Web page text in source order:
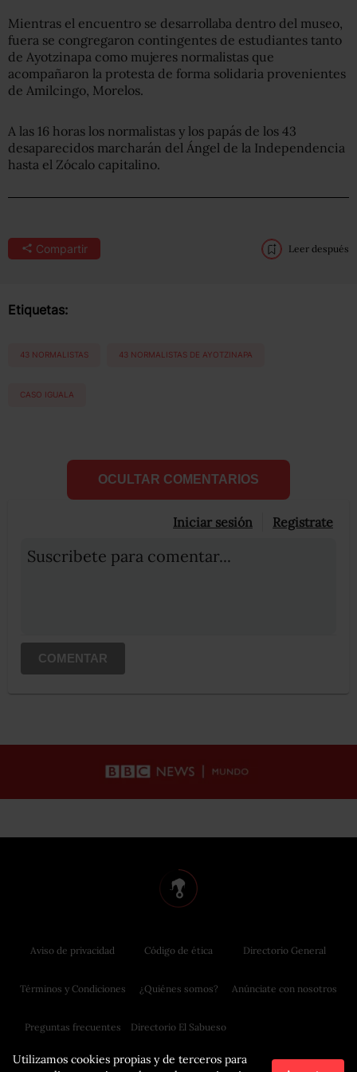
Mientras el encuentro se desarrollaba dentro del museo,
fuera se congregaron contingentes de estudiantes tanto
de Ayotzinapa como mujeres normalistas que
acompañaron la protesta de forma solidaria provenientes
de Amilcingo, Morelos.
A las 16 horas los normalistas y los papás de los 43
desaparecidos marcharán del Ángel de la Independencia
hasta el Zócalo capitalino.
Compartir Leer después
Etiquetas:
43 NORMALISTAS 43 NORMALISTAS DE AYOTZINAPA
CASO IGUALA
OCULTAR COMENTARIOS
Iniciar sesión Registrate
Suscribete para comentar...
COMENTAR
Utilizamos cookies propias y de terceros para
Aviso de privacidad
Términos y Condiciones
Preguntas frecuentes
Código de ética
¿Quiénes somos?
Directorio El Sabueso
Directorio General
Anúnciate con nosotros